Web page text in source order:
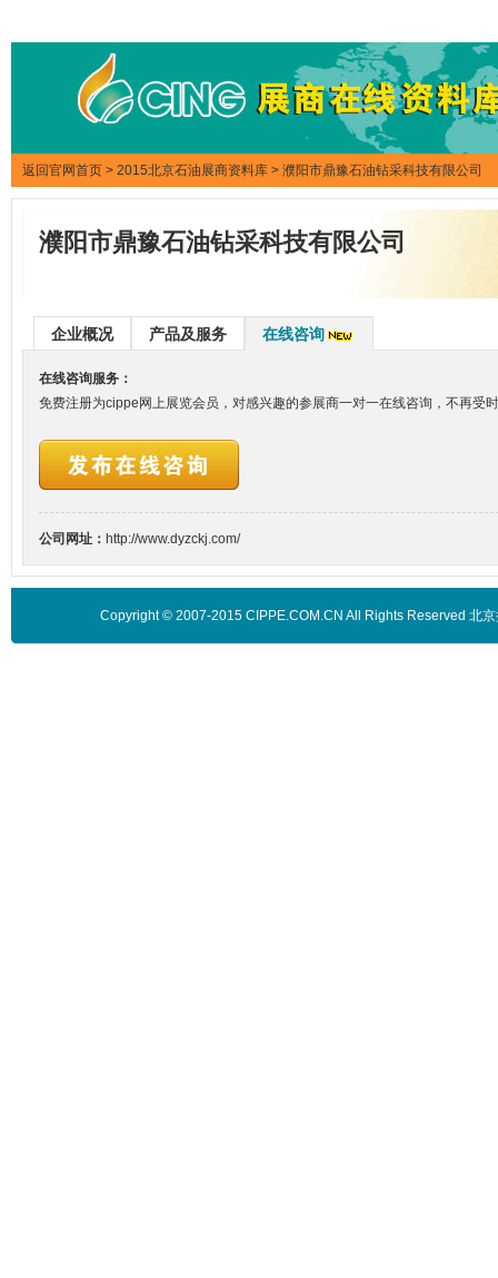
返回官网首页 > 2015北京石油展商资料库 > 濮阳市鼎豫石油钻采科技有限公司
濮阳市鼎豫石油钻采科技有限公司
企业概况 产品及服务 在线咨询
在线咨询服务：
免费注册为cippe网上展览会员，对感兴趣的参展商一对一在线咨询，不再受
公司网址： http://www.dyzckj.com/
Copyright © 2007-2015 CIPPE.COM.CN All Rights Reserved